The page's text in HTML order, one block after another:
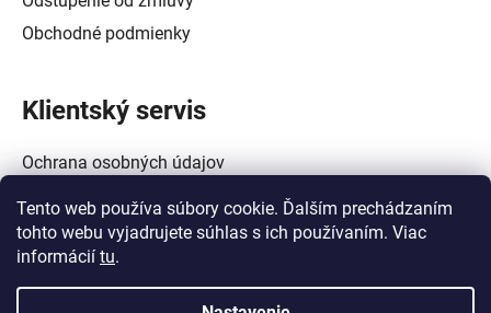
Tento web používa súbory cookie. Ďalším prechádzaním
tohto webu vyjadrujete súhlas s ich používaním. Viac
informácií tu.
Obchodné podmienky
Klientský servis
Ochrana osobných údajov
Alternatívne riešenie spotrebiteľských sporov
Zásady používania súborov cookie (EÚ)